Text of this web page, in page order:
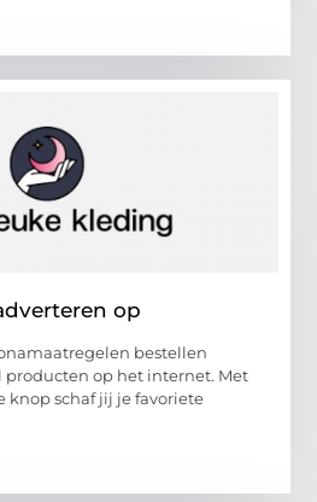
op
bestellen
producten op het internet. Met
knop schaf jij je favoriete